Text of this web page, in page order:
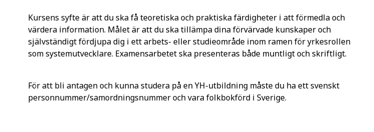
Kursens syfte är att du ska få teoretiska och praktiska färdigheter i att förmedla och
värdera information. Målet är att du ska tillämpa dina förvärvade kunskaper och
självständigt fördjupa dig i ett arbets- eller studieområde inom ramen för yrkesrollen
som systemutvecklare. Examensarbetet ska presenteras både muntligt och skriftligt.
För att bli antagen och kunna studera på en YH-utbildning måste du ha ett svenskt
personnummer/samordningsnummer och vara folkbokförd i Sverige.